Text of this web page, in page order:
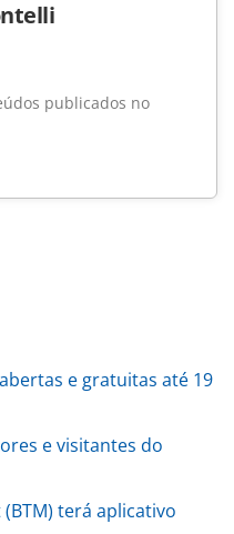
publicados no
e gratuitas até 19
e visitantes do
terá aplicativo